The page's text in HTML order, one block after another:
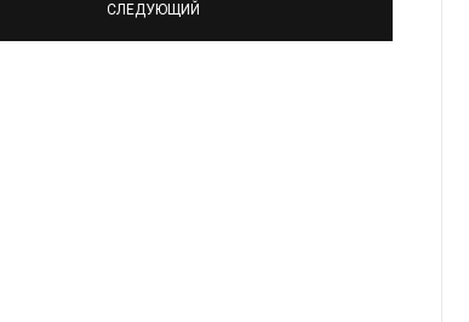
СЛЕДУЮЩИЙ